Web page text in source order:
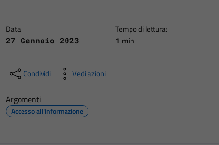
Data:
27 Gennaio 2023
Tempo di lettura:
1 min
Condividi Vedi azioni
Argomenti
Accesso all'informazione